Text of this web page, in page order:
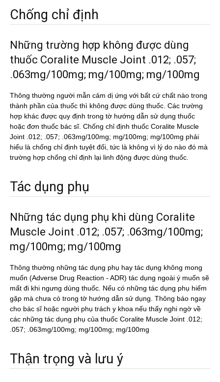
Chống chỉ định
Những trường hợp không được dùng
thuốc Coralite Muscle Joint .012; .057;
.063mg/100mg; mg/100mg; mg/100mg
Thông thường người mẫn cảm dị ứng với bất cứ chất nào trong
thành phần của thuốc thì không được dùng thuốc. Các trường
hợp khác được quy định trong tờ hướng dẫn sử dụng thuốc
hoặc đơn thuốc bác sĩ. Chống chỉ định thuốc Coralite Muscle
Joint .012; .057; .063mg/100mg; mg/100mg; mg/100mg phải
hiểu là chống chỉ định tuyệt đối, tức là không vì lý do nào đó mà
trường hợp chống chỉ định lại linh động được dùng thuốc.
Tác dụng phụ
Những tác dụng phụ khi dùng Coralite
Muscle Joint .012; .057; .063mg/100mg;
mg/100mg; mg/100mg
Thông thường những tác dụng phụ hay tác dụng không mong
muốn (Adverse Drug Reaction - ADR) tác dụng ngoài ý muốn sẽ
mất đi khi ngưng dùng thuốc. Nếu có những tác dụng phụ hiếm
gặp mà chưa có trong tờ hướng dẫn sử dụng. Thông báo ngay
cho bác sĩ hoặc người phụ trách y khoa nếu thấy nghi ngờ về
các những tác dụng phụ của thuốc Coralite Muscle Joint .012;
.057; .063mg/100mg; mg/100mg; mg/100mg
Thận trọng và lưu ý